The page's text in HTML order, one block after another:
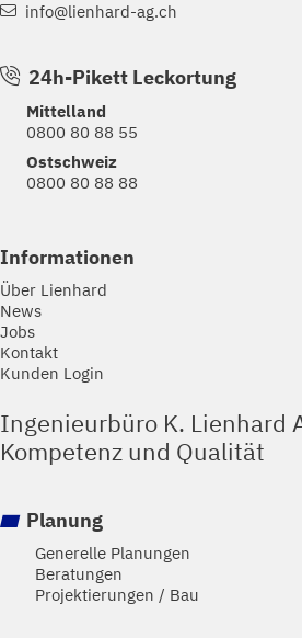
info@lienhard-ag.ch
24h-Pikett Leckortung
Mittelland
0800 80 88 55
Ostschweiz
0800 80 88 88
Informationen
Über Lienhard
News
Jobs
Kontakt
Kunden Login
Ingenieurbüro K. Lienhard
Kompetenz und Qualität
Planung
Generelle Planungen
Beratungen
Projektierungen / Bau